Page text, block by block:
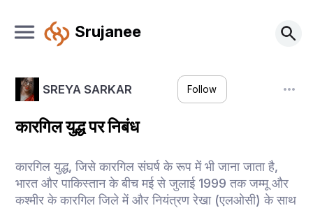
Srujanee
SREYA SARKAR Follow
कारगिल युद्ध पर निबंध
कारगिल युद्ध, जिसे कारगिल संघर्ष के रूप में भी जाना जाता है,
भारत और पाकिस्तान के बीच मई से जुलाई 1999 तक जम्मू और
कश्मीर के कारगिल जिले में और नियंत्रण रेखा (एलओसी) के साथ